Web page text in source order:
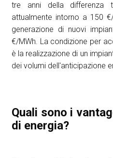
tre anni della differenza
attualmente intorno a 150
generazione di nuovi
€/MWh. La condizione per
è la realizzazione di un
dei volumi dell'anticipazione
Quali sono i
di energia?